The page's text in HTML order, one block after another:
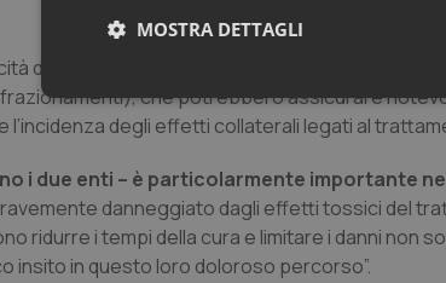
di esecuzione e l’accurata possibilità di
che potrebbero assicurare
l’incidenza degli effetti collaterali legati al
i due enti – è particolarmente importante
danneggiato dagli effetti tossici del
ridurre i tempi della cura e limitare i danni non
insito in questo loro doloroso percorso”.
MOSTRA DETTAGLI
Necessari